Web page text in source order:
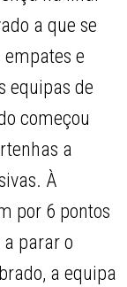
a que se
e
equipas de
começou
a
À
por 6 pontos
parar o
a equipa